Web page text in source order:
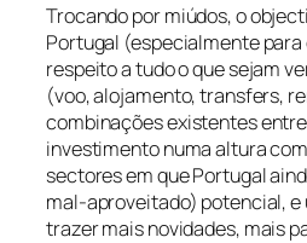
Trocando por miúdos, o
Portugal (especialmente
respeito a tudo o que sejam
(voo, alojamento, transfers,
combinações existentes
investimento numa altura
sectores em que Portugal
mal-aproveitado) potencial, e
trazer mais novidades, mais